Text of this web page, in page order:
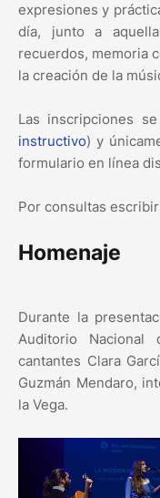
expresiones y
día, junto a
recuerdos, memoria
la creación de la
Las inscripciones
instructivo) y
formulario en línea
Por consultas
Homenaje
Durante la
Auditorio
cantantes Clara
Guzmán Mendaro,
la Vega.